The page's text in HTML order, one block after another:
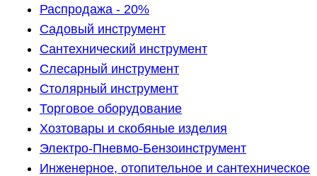
Распродажа - 20%
Садовый инструмент
Сантехнический инструмент
Слесарный инструмент
Столярный инструмент
Торговое оборудование
Хозтовары и скобяные изделия
Электро-Пневмо-Бензоинструмент
Инженерное, отопительное и сантехническое